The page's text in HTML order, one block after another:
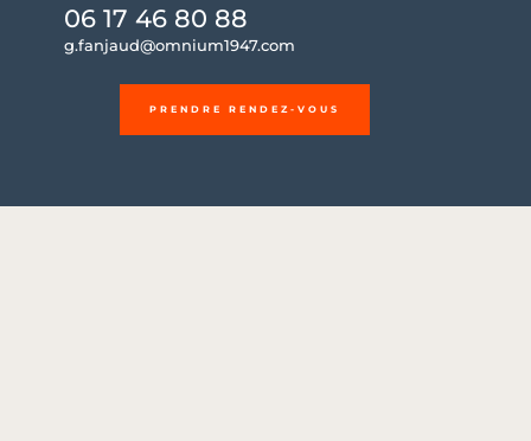
06 17 46 80 88
g.fanjaud@omnium1947.com
PRENDRE RENDEZ-VOUS